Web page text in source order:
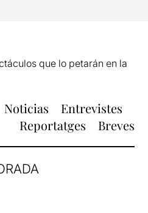
que lo petarán en la
Noticias
Entrevistes
Reportatges
Breves